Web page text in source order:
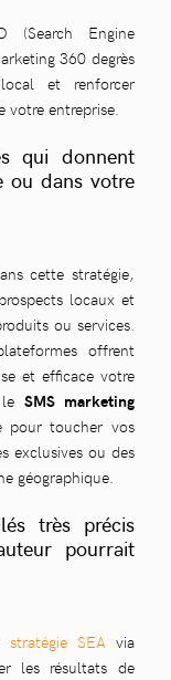
(Search Engine
360 degrès
et renforcer
votre entreprise.
qui donnent
ou dans votre
cette stratégie,
locaux et
ou services.
offrent
et efficace votre
SMS marketing
pour toucher vos
exclusives ou des
géographique.
très précis
pourrait
stratégie SEA via
les résultats de